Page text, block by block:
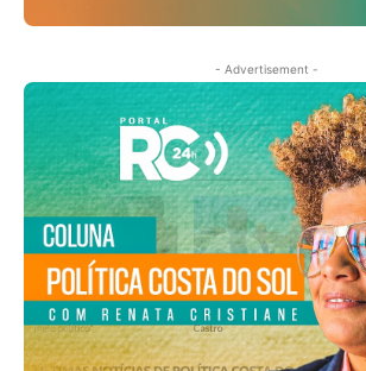
- Advertisement -